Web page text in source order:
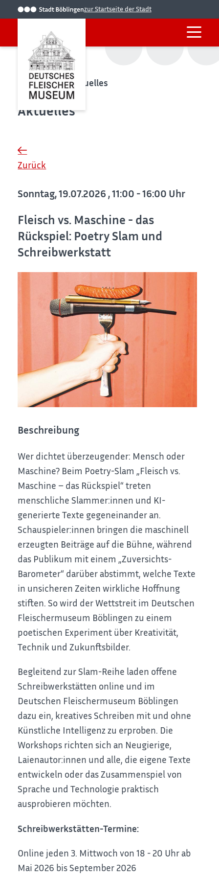
zur Startseite der Stadt
Startseite Aktuelles
Aktuelles
Zurück
Sonntag, 19.07.2026 , 11:00 - 16:00 Uhr
Fleisch vs. Maschine - das
Rückspiel: Poetry Slam und
Schreibwerkstatt
Beschreibung
Wer dichtet überzeugender: Mensch oder
Maschine? Beim Poetry-Slam „Fleisch vs.
Maschine – das Rückspiel“ treten
menschliche Slammer:innen und KI-
generierte Texte gegeneinander an.
Schauspieler:innen bringen die maschinell
erzeugten Beiträge auf die Bühne, während
das Publikum mit einem „Zuversichts-
Barometer“ darüber abstimmt, welche Texte
in unsicheren Zeiten wirkliche Hoffnung
stiften. So wird der Wettstreit im Deutschen
Fleischermuseum Böblingen zu einem
poetischen Experiment über Kreativität,
Technik und Zukunftsbilder.
Begleitend zur Slam-Reihe laden offene
Schreibwerkstätten online und im
Deutschen Fleischermuseum Böblingen
dazu ein, kreatives Schreiben mit und ohne
Künstliche Intelligenz zu erproben. Die
Workshops richten sich an Neugierige,
Laienautor:innen und alle, die eigene Texte
entwickeln oder das Zusammenspiel von
Sprache und Technologie praktisch
ausprobieren möchten.
Schreibwerkstätten-Termine:
Online jeden 3. Mittwoch von 18 - 20 Uhr ab
Mai 2026 bis September 2026